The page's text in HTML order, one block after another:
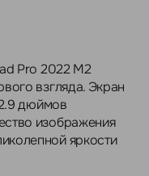
Pro 2022 M2
взгляда. Экран
дюймов
изображения
яркости